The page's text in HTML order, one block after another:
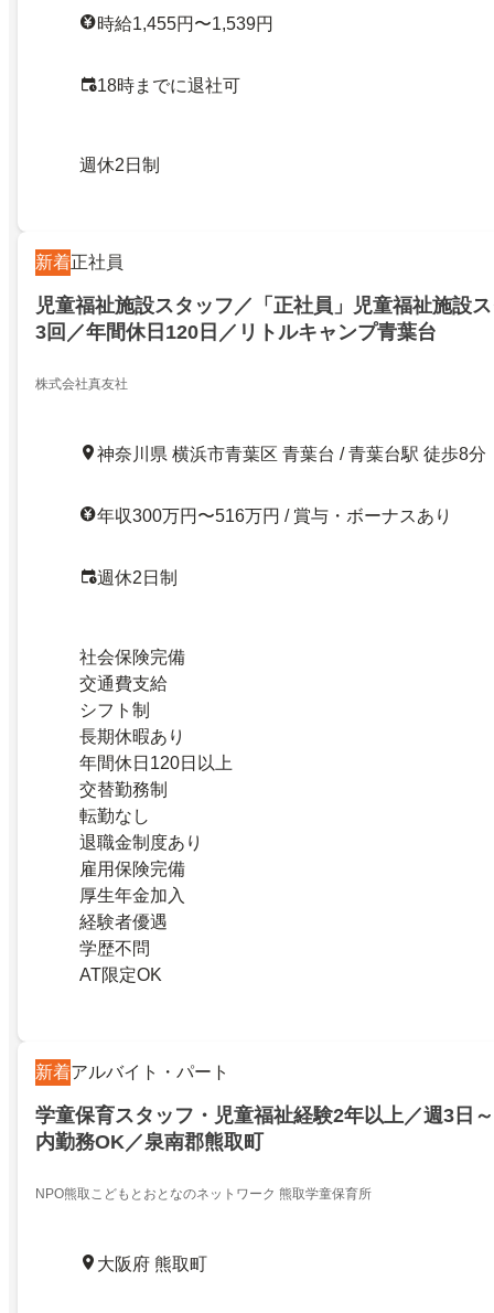
時給1,455円〜1,539円
18時までに退社可
週休2日制
新着正社員
児童福祉施設スタッフ／「正社員」児童福祉施設
3回／年間休日120日／リトルキャンプ青葉台
株式会社真友社
神奈川県 横浜市青葉区 青葉台 / 青葉台駅 徒歩8分
年収300万円〜516万円 / 賞与・ボーナスあり
週休2日制
社会保険完備
交通費支給
シフト制
長期休暇あり
年間休日120日以上
交替勤務制
転勤なし
退職金制度あり
雇用保険完備
厚生年金加入
経験者優遇
学歴不問
AT限定OK
新着アルバイト・パート
学童保育スタッフ・児童福祉経験2年以上／週3日
内勤務OK／泉南郡熊取町
NPO熊取こどもとおとなのネットワーク 熊取学童保育所
大阪府 熊取町